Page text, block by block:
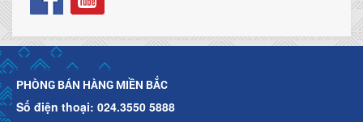
PHÒNG BÁN HÀNG MIỀN BẮC
Số điện thoại: 024.3550 5888